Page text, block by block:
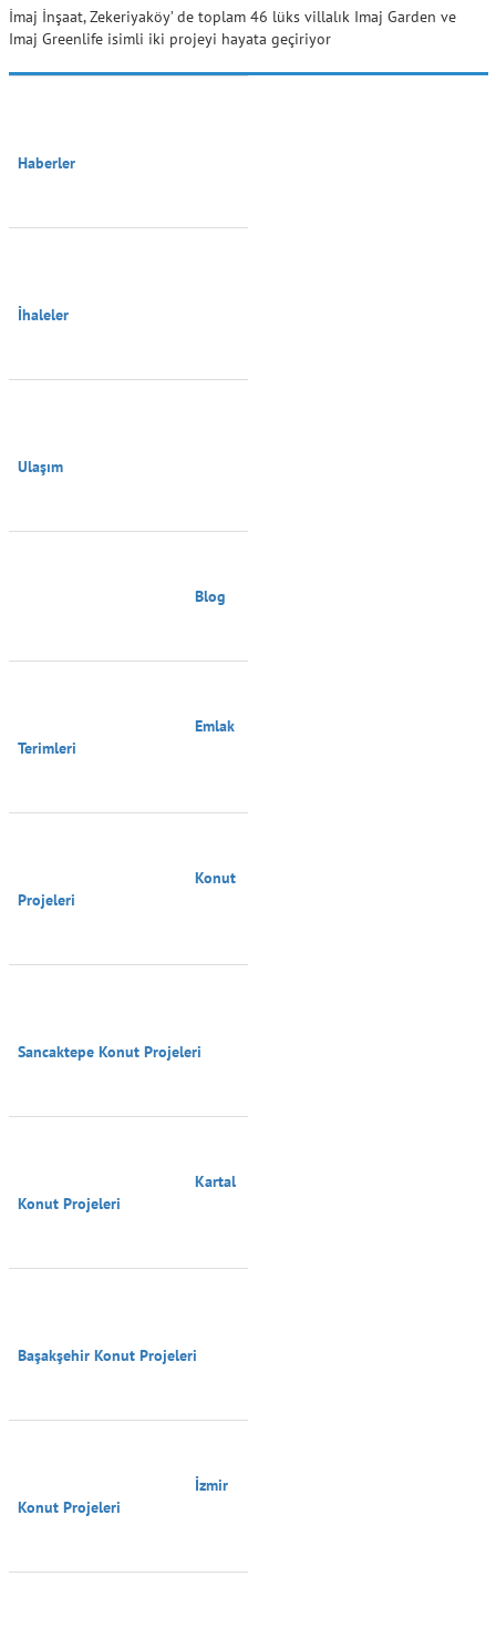
İmaj İnşaat, Zekeriyaköy’ de toplam 46 lüks villalık Imaj Garden ve
Imaj Greenlife isimli iki projeyi hayata geçiriyor
Haberler
İhaleler
Ulaşım
Terimleri
Projeleri
Sancaktepe Konut Projeleri
Konut Projeleri
Başakşehir Konut Projeleri
Konut Projeleri